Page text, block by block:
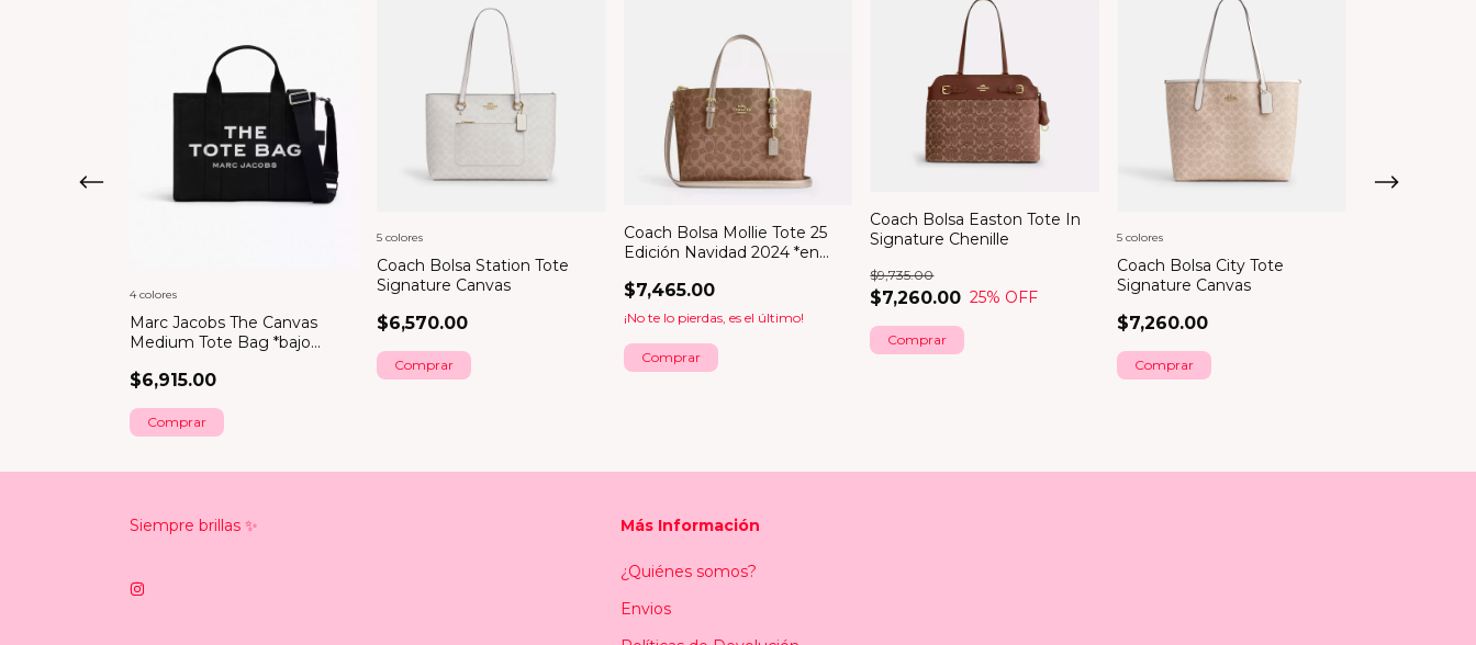
Marc Jacobs The Canvas
Medium Tote Bag *bajo
$6,915.00
4 colores
Comprar
Coach Bolsa Station Tote
Signature Canvas
$6,570.00
5 colores
Comprar
Coach Bolsa Mollie Tote 25
Edición Navidad 2024 *en
$7,465.00
¡No te lo pierdas, es el último!
Coach Bolsa Easton Tote In
Signature Chenille
$7,260.00
$9,735.00
25% OFF
Coach Bolsa City Tote
Signature Canvas
$7,260.00
5 colores
Comprar
Siempre brillas ✨ Más Información
¿Quiénes somos?
Envios